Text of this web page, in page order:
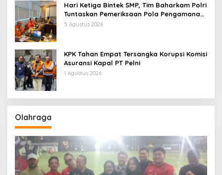
Hari Ketiga Bintek SMP, Tim Baharkam Polri
Tuntaskan Pemeriksaan Pola Pengamanan
Pertamina Patra Niaga Jabar
5 Agustus 2026
KPK Tahan Empat Tersangka Korupsi Komisi
Asuransi Kapal PT Pelni
1 Agustus 2026
Olahraga